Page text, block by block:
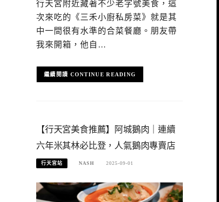
行天宮附近藏著不少老字號美食，這
次來吃的《三禾小廚私房菜》就是其
中一間很有水準的合菜餐廳。朋友帶
我來開箱，他自…
CONTINUE READING
【行天宮美食推薦】阿城鵝肉｜連續
六年米其林必比登，人氣鵝肉專賣店
行天宮站 NASH 2025-09-01